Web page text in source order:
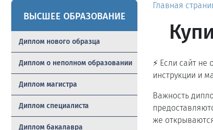
ВЫСШЕЕ ОБРАЗОВАНИЕ
Диплом нового образца
Диплом о неполном образовании
Диплом магистра
Диплом специалиста
Диплом бакалавра
Главная
⚡ Если сайт
инструкции и
Важность
же